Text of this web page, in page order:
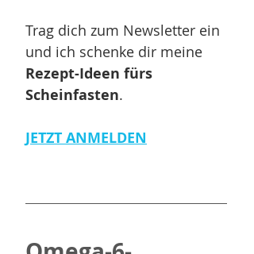
Trag dich zum Newsletter ein
und ich schenke dir meine
Rezept-Ideen fürs
Scheinfasten.
JETZT ANMELDEN